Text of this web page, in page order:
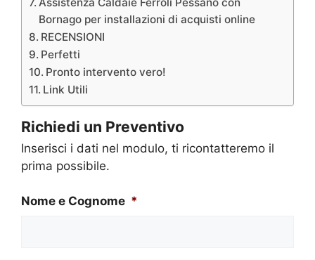
Bornago per installazioni di acquisti online
RECENSIONI
Perfetti
Pronto intervento vero!
Link Utili
Richiedi un Preventivo
Inserisci i dati nel modulo, ti ricontatteremo il
prima possibile.
Nome e Cognome *